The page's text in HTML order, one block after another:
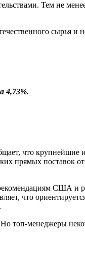
Тем не
сырья и
4,73%.
что
прямых поставок
США и
что
Но топ-менеджеры